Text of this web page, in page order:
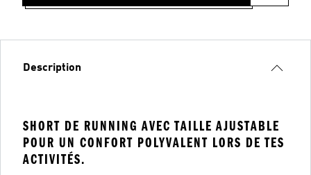
Description
SHORT DE RUNNING AVEC TAILLE AJUSTABLE
POUR UN CONFORT POLYVALENT LORS DE TES
ACTIVITÉS.